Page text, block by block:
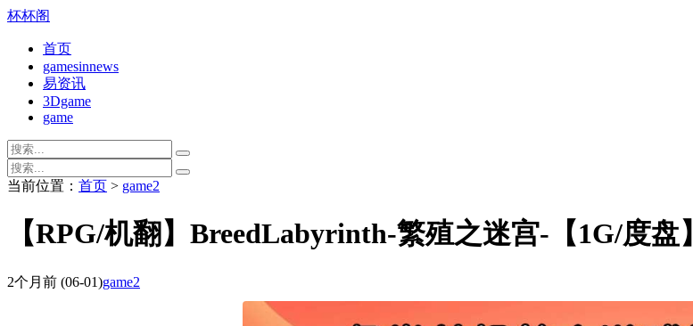
杯杯阁
首页
gamesinnews
易资讯
3Dgame
game
当前位置： 首页 > game2
【RPG/机翻】BreedLabyrinth-繁殖之迷宫-【1G/度盘】
2个月前 (06-01)game2